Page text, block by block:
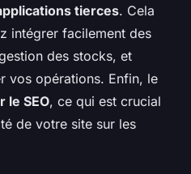
tierces. Cela
intégrer facilement des
des stocks, et
vos opérations. Enfin, le
le SEO, ce qui est crucial
de votre site sur les